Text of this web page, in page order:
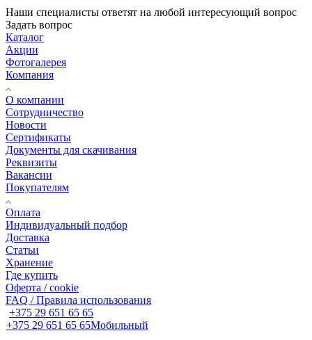
Наши специалисты ответят на любой интересующий вопрос
Задать вопрос
Каталог
Акции
Фотогалерея
Компания
О компании
Сотрудничество
Новости
Сертификаты
Документы для скачивания
Реквизиты
Вакансии
Покупателям
Оплата
Индивидуальный подбор
Доставка
Статьи
Хранение
Где купить
Оферта / cookie
FAQ / Правила использования
+375 29 651 65 65
+375 29 651 65 65Мобильный